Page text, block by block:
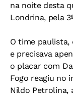
na noite desta
Londrina, pela
O time paulista,
e precisava
o placar com
Fogo reagiu no
Nildo Petrolina,